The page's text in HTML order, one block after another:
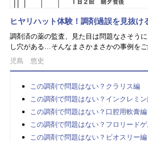
ヒヤリハット体験！調剤過誤を見抜け
調剤済の薬の監査、見た目は問題なさそう
し穴がある…そんなまさかまさかの事例を
児島 悠史
この調剤で問題はない？クラリス編
この調剤で問題はない？インクレミ
この調剤で問題はない？口腔用軟膏編
この調剤で問題はない？フロリード
この調剤で問題はない？ビオスリー編